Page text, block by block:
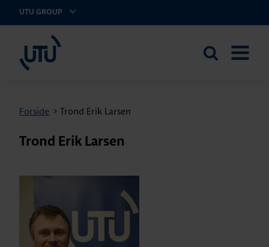
UTU GROUP
Search
Forside > Trond Erik Larsen
Trond Erik Larsen